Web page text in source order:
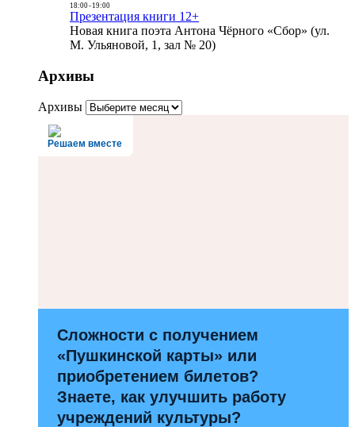
18:00- 19:00
Презентация книги 12+
Новая книга поэта Антона Чёрного «Сбор» (ул.
М. Ульяновой, 1, зал № 20)
Архивы
Архивы
Решаем вместе
Сложности с получением
«Пушкинской карты» или
приобретением билетов?
Знаете, как улучшить работу
учреждений культуры?